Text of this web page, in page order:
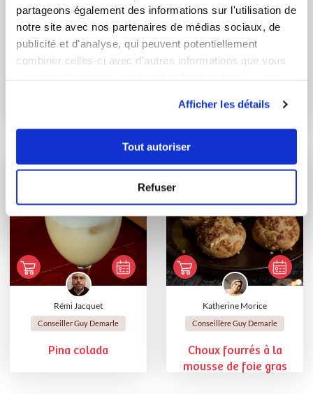
partageons également des informations sur l'utilisation de
notre site avec nos partenaires de médias sociaux, de
publicité et d'analyse, qui peuvent potentiellement
combiner celles-ci avec d'autres informations que vous
Afficher les détails
Tout autoriser
Refuser
Emmanuelle Barrois martine_mecoli
Rémi Jacquet
Conseiller Guy Demarle
Pina colada
Katherine Morice
Conseillère Guy Demarle
Choux fourrés à la
mousse de foie gras